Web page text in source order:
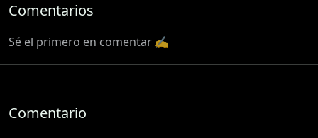
Comentarios
Sé el primero en comentar ✍️
Comentario